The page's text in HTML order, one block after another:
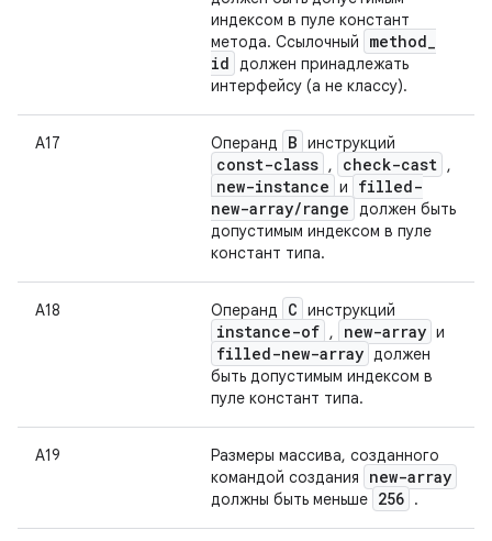
индексом в пуле констант
метода. Ссылочный
method_
id должен принадлежать
интерфейсу (а не классу).
А17 Операнд B инструкций
const-class , check-cast ,
new-instance и
filled-
new-array/range должен быть
допустимым индексом в пуле
констант типа.
А18 Операнд C инструкций
instance-of , new-array и
filled-new-array должен
быть допустимым индексом в
пуле констант типа.
А19
Размеры массива, созданного
командой создания
new-array
должны быть меньше 256 .